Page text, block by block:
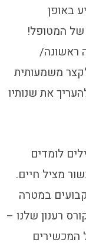
באופן
של המטופל!
ראשונה/
משמעותית
את שנותיו
לומדים
מציל חיים.
במטרה
רענון שלנו –